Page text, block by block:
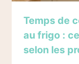
Temps de
au frigo :
selon les